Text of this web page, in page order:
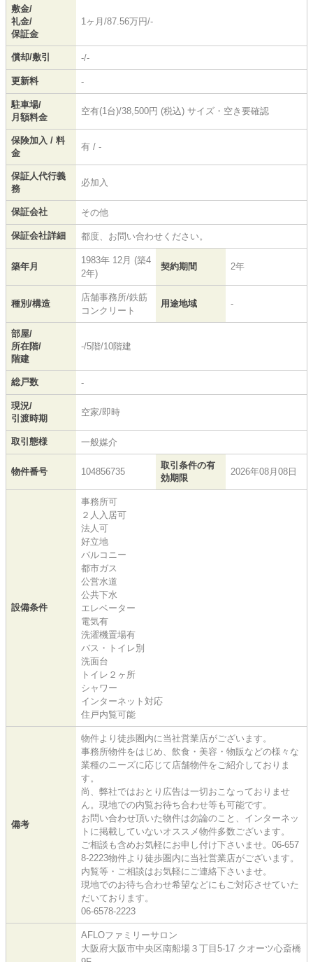
敷金/
礼金/
保証金
1ヶ月/87.56万円/-
償却/敷引 -/-
更新料 -
駐車場/
月額料金
空有(1台)/38,500円 (税込) サイズ・空き要確認
保険加入 / 料
金
有 / -
保証人代行義
務
必加入
保証会社 その他
保証会社詳細 都度、お問い合わせください。
築年月
1983年 12月 (築4
2年)
契約期間 2年
種別/構造
店舗事務所/鉄筋
コンクリート
用途地域 -
部屋/
所在階/
階建
-/5階/10階建
総戸数 -
現況/
引渡時期
空家/即時
取引態様 一般媒介
物件番号 104856735
取引条件の有
効期限
2026年08月08日
設備条件
事務所可
２人入居可
法人可
好立地
バルコニー
都市ガス
公営水道
公共下水
エレベーター
電気有
洗濯機置場有
バス・トイレ別
洗面台
トイレ２ヶ所
シャワー
インターネット対応
住戸内覧可能
備考
物件より徒歩圏内に当社営業店がございます。
事務所物件をはじめ、飲食・美容・物販などの様々な
業種のニーズに応じて店舗物件をご紹介しておりま
す。
尚、弊社ではおとり広告は一切おこなっておりませ
ん。現地での内覧お待ち合わせ等も可能です。
お問い合わせ頂いた物件は勿論のこと、インターネッ
トに掲載していないオススメ物件多数ございます。
ご相談も含めお気軽にお申し付け下さいませ。06-657
8-2223物件より徒歩圏内に当社営業店がございます。
内覧等・ご相談はお気軽にご連絡下さいませ。
現地でのお待ち合わせ希望などにもご対応させていた
だいております。
06-6578-2223
AFLOファミリーサロン
大阪府大阪市中央区南船場３丁目5-17 クオーツ心斎橋